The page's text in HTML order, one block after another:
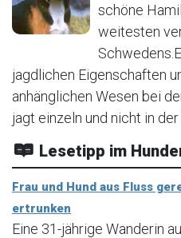
schöne
weitesten
jagdlichen Eigenschaften
anhänglichen Wesen bei
jagt einzeln und nicht in der
Lesetipp im
Frau und Hund aus Fluss
ertrunken
Eine 31-jährige Wanderin